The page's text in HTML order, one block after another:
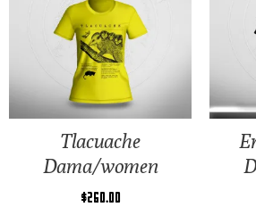
Tlacuache
Dama/women
$260.00